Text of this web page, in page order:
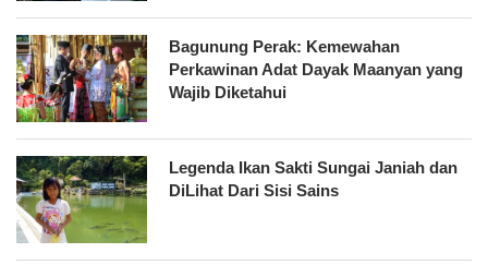
Bagunung Perak: Kemewahan
Perkawinan Adat Dayak Maanyan yang
Wajib Diketahui
Legenda Ikan Sakti Sungai Janiah dan
DiLihat Dari Sisi Sains